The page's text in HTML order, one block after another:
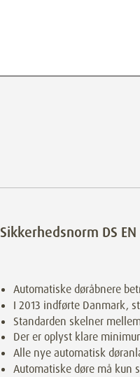
Sikkerhedsnorm DS EN
Automatiske døråbnere
I 2013 indførte Danmark,
Standarden skelner
Der er oplyst klare
Alle nye automatisk
Automatiske døre må kun